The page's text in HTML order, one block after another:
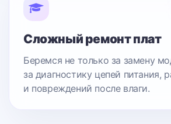
Сложный ремонт плат
Беремся не только за замену
за диагностику цепей питания,
и повреждений после влаги.